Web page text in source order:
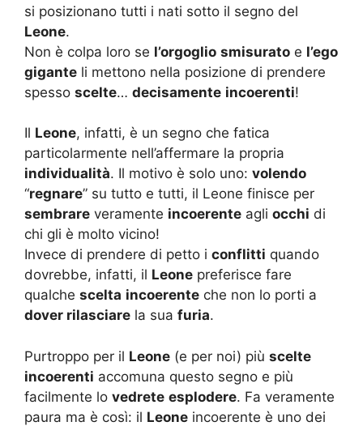
si posizionano tutti i nati sotto il segno del
Leone.
Non è colpa loro se l’orgoglio smisurato e l’ego
gigante li mettono nella posizione di prendere
spesso scelte… decisamente incoerenti!
Il Leone, infatti, è un segno che fatica
particolarmente nell’affermare la propria
individualità. Il motivo è solo uno: volendo
“regnare” su tutto e tutti, il Leone finisce per
sembrare veramente incoerente agli occhi di
chi gli è molto vicino!
Invece di prendere di petto i conflitti quando
dovrebbe, infatti, il Leone preferisce fare
qualche scelta incoerente che non lo porti a
dover rilasciare la sua furia.
Purtroppo per il Leone (e per noi) più scelte
incoerenti accomuna questo segno e più
facilmente lo vedrete esplodere. Fa veramente
paura ma è così: il Leone incoerente è uno dei